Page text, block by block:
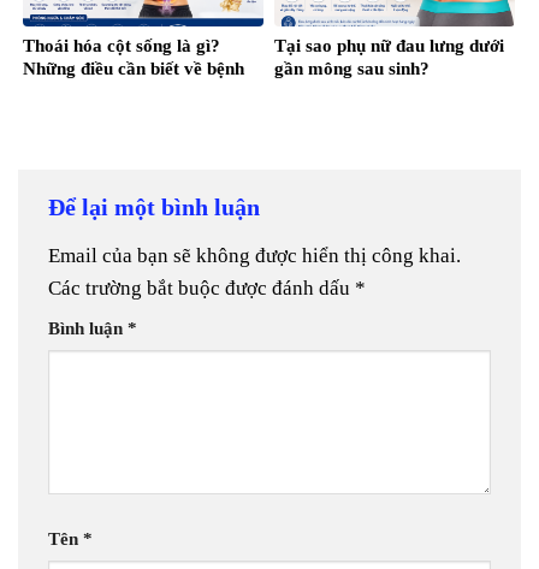
Thoái hóa cột sống là gì?
Những điều cần biết về bệnh
Tại sao phụ nữ đau lưng dưới
gần mông sau sinh?
Để lại một bình luận
Email của bạn sẽ không được hiển thị công khai.
Các trường bắt buộc được đánh dấu *
Bình luận *
Tên *